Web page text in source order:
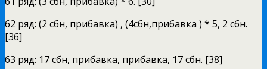
62 ряд: (2 сбн, прибавка) , (4сбн,прибавка ) * 5, 2 сбн.
[36]
63 ряд: 17 сбн, прибавка, прибавка, 17 сбн. [38]